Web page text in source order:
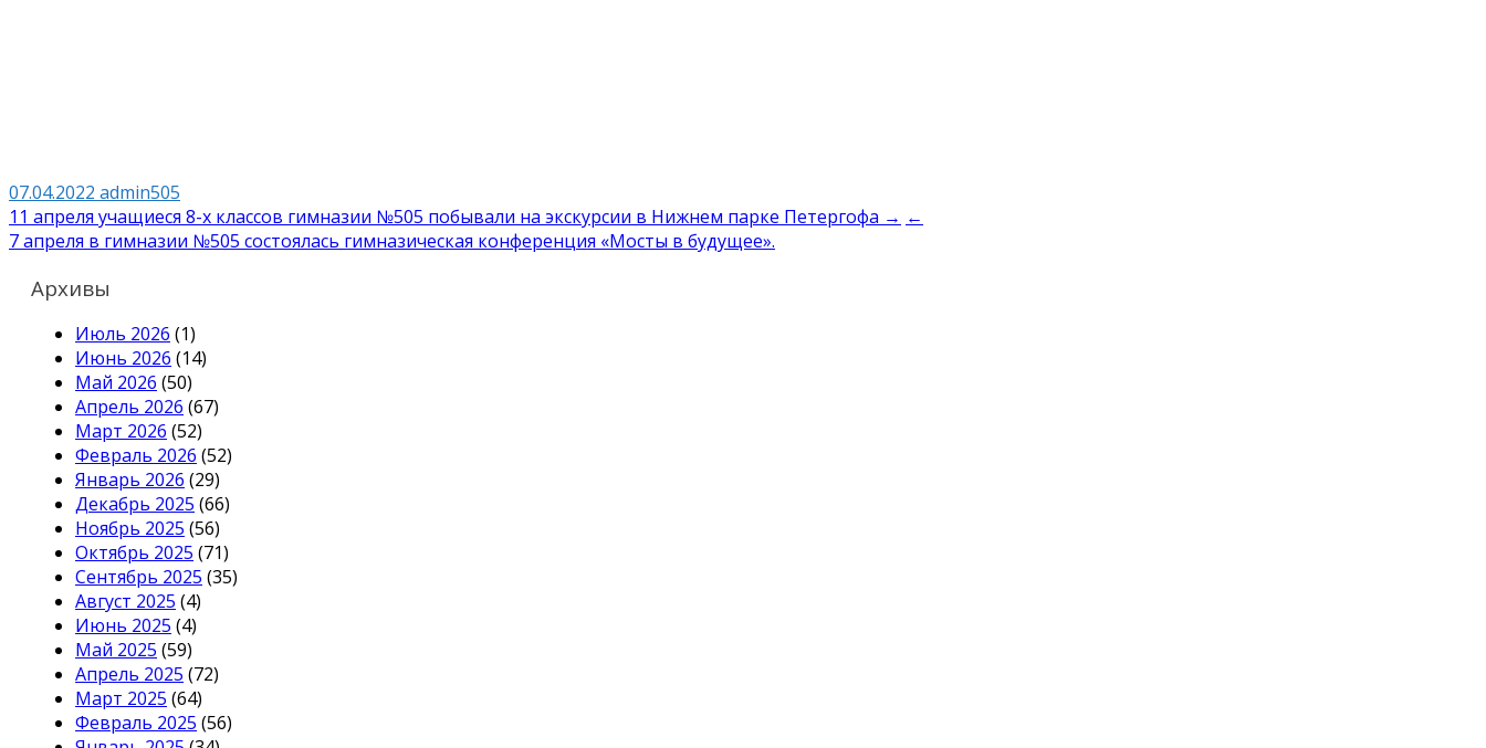
07.04.2022 admin505
Навигация
по
11 апреля учащиеся 8-х классов гимназии №505 побывали на экскурсии в Нижнем парке Петергофа → ←
7 апреля в гимназии №505 состоялась гимназическая конференция «Мосты в будущее».
Архивы
Июль 2026 (1)
Июнь 2026 (14)
Май 2026 (50)
Апрель 2026 (67)
Март 2026 (52)
Февраль 2026 (52)
Январь 2026 (29)
Декабрь 2025 (66)
Ноябрь 2025 (56)
Октябрь 2025 (71)
Сентябрь 2025 (35)
Август 2025 (4)
Июнь 2025 (4)
Май 2025 (59)
Апрель 2025 (72)
Март 2025 (64)
Февраль 2025 (56)